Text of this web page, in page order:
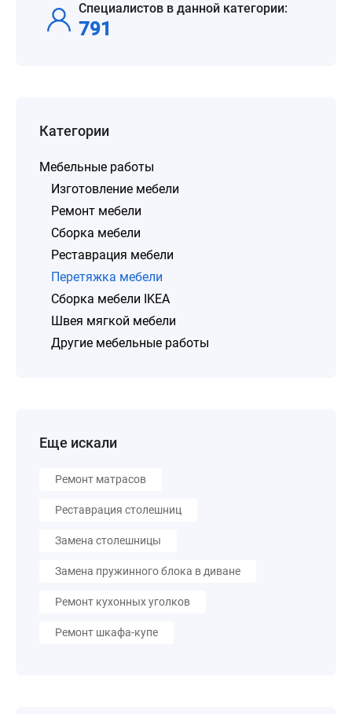
Специалистов в данной категории:
791
Категории
Мебельные работы
Изготовление мебели
Ремонт мебели
Сборка мебели
Реставрация мебели
Перетяжка мебели
Сборка мебели IKEA
Швея мягкой мебели
Другие мебельные работы
Еще искали
Ремонт матрасов
Реставрация столешниц
Замена столешницы
Замена пружинного блока в диване
Ремонт кухонных уголков
Ремонт шкафа-купе